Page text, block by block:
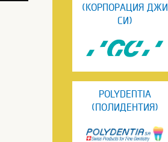
(КОРПОРАЦИЯ ДЖИ
СИ)
POLYDENTIA
(ПОЛИДЕНТИЯ)